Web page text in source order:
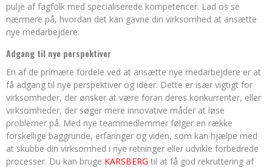
pulje af fagfolk med specialiserede kompetencer. Lad os se
nærmere på, hvordan det kan gavne din virksomhed at ansætte
nye medarbejdere.
Adgang til nye perspektiver
En af de primære fordele ved at ansætte nye medarbejdere er at
få adgang til nye perspektiver og idéer. Dette er især vigtigt for
virksomheder, der ønsker at være foran deres konkurrenter, eller
virksomheder, der søger mere innovative måder at løse
problemer på. Med nye teammedlemmer følger en række
forskellige baggrunde, erfaringer og viden, som kan hjælpe med
at skubbe din virksomhed i nye retninger eller udvikle forbedrede
processer. Du kan bruge KARSBERG til at få god rekruttering af